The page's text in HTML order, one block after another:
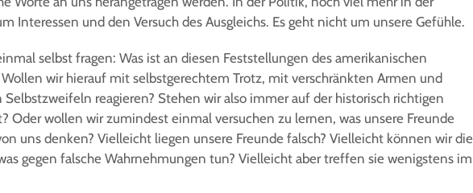
Interessen und den Versuch des Ausgleichs. Es geht nicht um unsere Gefühle.
selbst fragen: Was ist an diesen Feststellungen des amerikanischen
wir hierauf mit selbstgerechtem Trotz, mit verschränkten Armen und
reagieren? Stehen wir also immer auf der historisch richtigen
Oder wollen wir zumindest einmal versuchen zu lernen, was unsere Freunde
uns denken? Vielleicht liegen unsere Freunde falsch? Vielleicht können wir die
gegen falsche Wahrnehmungen tun? Vielleicht aber treffen sie wenigstens im